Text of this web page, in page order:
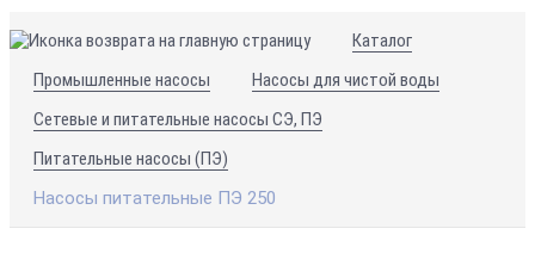
Каталог
Промышленные насосы
Насосы для чистой воды
Сетевые и питательные насосы СЭ, ПЭ
Питательные насосы (ПЭ)
Насосы питательные ПЭ 250